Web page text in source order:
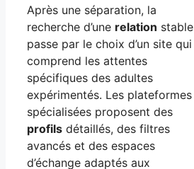
Après une séparation, la
recherche d’une relation stable
passe par le choix d’un site qui
comprend les attentes
spécifiques des adultes
expérimentés. Les plateformes
spécialisées proposent des
profils détaillés, des filtres
avancés et des espaces
d’échange adaptés aux